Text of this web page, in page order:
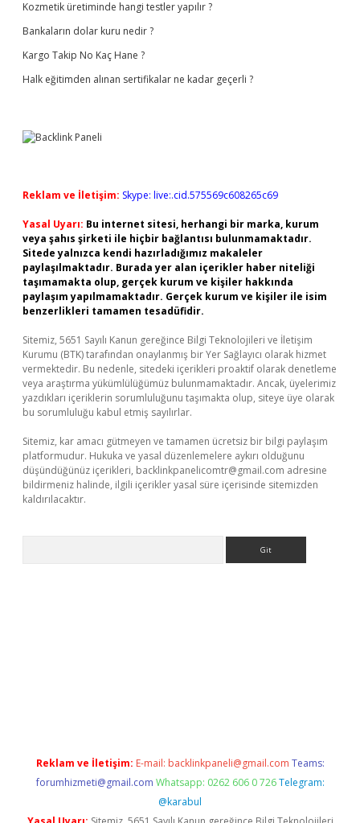
Kozmetik üretiminde hangi testler yapılır ?
Bankaların dolar kuru nedir ?
Kargo Takip No Kaç Hane ?
Halk eğitimden alınan sertifikalar ne kadar geçerli ?
Reklam ve İletişim: Skype: live:.cid.575569c608265c69
Yasal Uyarı: Bu internet sitesi, herhangi bir marka, kurum
veya şahıs şirketi ile hiçbir bağlantısı bulunmamaktadır.
Sitede yalnızca kendi hazırladığımız makaleler
paylaşılmaktadır. Burada yer alan içerikler haber niteliği
taşımamakta olup, gerçek kurum ve kişiler hakkında
paylaşım yapılmamaktadır. Gerçek kurum ve kişiler ile isim
benzerlikleri tamamen tesadüfidir.
Sitemiz, 5651 Sayılı Kanun gereğince Bilgi Teknolojileri ve İletişim
Kurumu (BTK) tarafından onaylanmış bir Yer Sağlayıcı olarak hizmet
vermektedir. Bu nedenle, sitedeki içerikleri proaktif olarak denetleme
veya araştırma yükümlülüğümüz bulunmamaktadır. Ancak, üyelerimiz
yazdıkları içeriklerin sorumluluğunu taşımakta olup, siteye üye olarak
bu sorumluluğu kabul etmiş sayılırlar.
Sitemiz, kar amacı gütmeyen ve tamamen ücretsiz bir bilgi paylaşım
platformudur. Hukuka ve yasal düzenlemelere aykırı olduğunu
düşündüğünüz içerikleri, backlinkpanelicomtr@gmail.com adresine
bildirmeniz halinde, ilgili içerikler yasal süre içerisinde sitemizden
kaldırılacaktır.
Reklam ve İletişim: E-mail: backlinkpaneli@gmail.com Teams:
forumhizmeti@gmail.com Whatsapp: 0262 606 0 726 Telegram:
@karabul